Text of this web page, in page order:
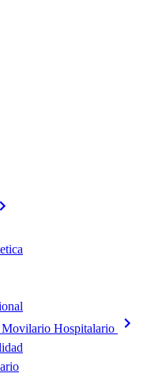
Hospitalario